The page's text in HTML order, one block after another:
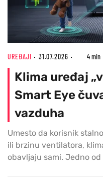
UREĐAJI 31.07.2026 4 min
Klima uređaj
Smart Eye
vazduha
Umesto da korisnik
ili brzinu ventilatora,
obavljaju sami. Jedno